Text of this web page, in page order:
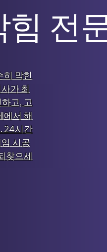
힘 전
히 막힌
가 최
고, 고
에서 해
24시간
시공
찾으세